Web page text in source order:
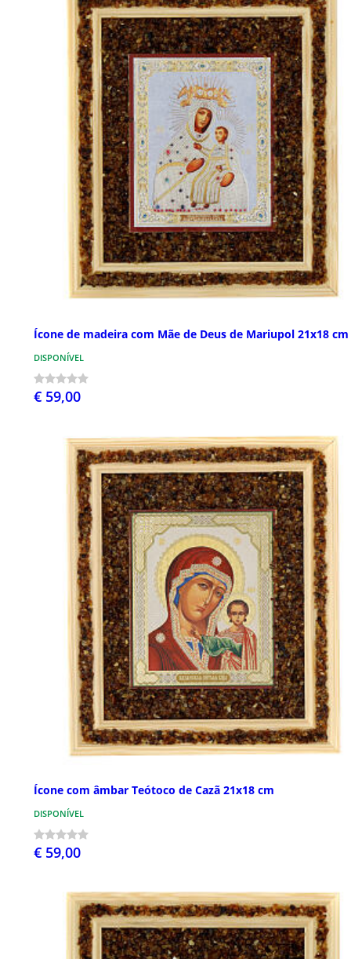
Ícone de madeira com Mãe de Deus de Mariupol 21x18 cm
DISPONÍVEL
€ 59,00
Ícone com âmbar Teótoco de Cazã 21x18 cm
DISPONÍVEL
€ 59,00